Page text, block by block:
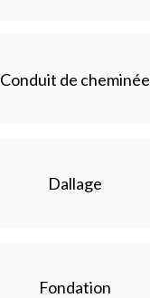
Conduit de cheminée
Dallage
Fondation